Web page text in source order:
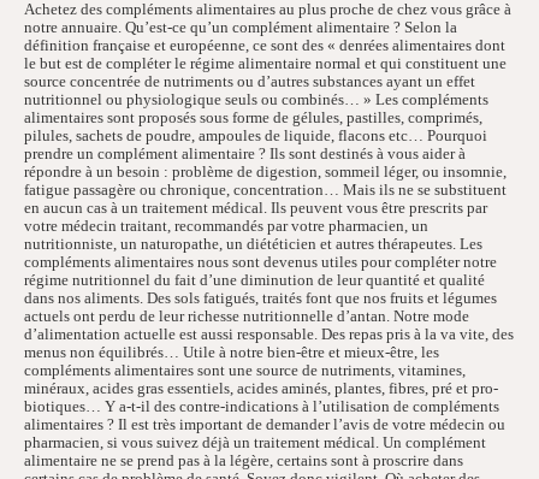
Achetez des compléments alimentaires au plus proche de chez vous grâce à
notre annuaire. Qu’est-ce qu’un complément alimentaire ? Selon la
définition française et européenne, ce sont des « denrées alimentaires dont
le but est de compléter le régime alimentaire normal et qui constituent une
source concentrée de nutriments ou d’autres substances ayant un effet
nutritionnel ou physiologique seuls ou combinés… » Les compléments
alimentaires sont proposés sous forme de gélules, pastilles, comprimés,
pilules, sachets de poudre, ampoules de liquide, flacons etc… Pourquoi
prendre un complément alimentaire ? Ils sont destinés à vous aider à
répondre à un besoin : problème de digestion, sommeil léger, ou insomnie,
fatigue passagère ou chronique, concentration… Mais ils ne se substituent
en aucun cas à un traitement médical. Ils peuvent vous être prescrits par
votre médecin traitant, recommandés par votre pharmacien, un
nutritionniste, un naturopathe, un diététicien et autres thérapeutes. Les
compléments alimentaires nous sont devenus utiles pour compléter notre
régime nutritionnel du fait d’une diminution de leur quantité et qualité
dans nos aliments. Des sols fatigués, traités font que nos fruits et légumes
actuels ont perdu de leur richesse nutritionnelle d’antan. Notre mode
d’alimentation actuelle est aussi responsable. Des repas pris à la va vite, des
menus non équilibrés… Utile à notre bien-être et mieux-être, les
compléments alimentaires sont une source de nutriments, vitamines,
minéraux, acides gras essentiels, acides aminés, plantes, fibres, pré et pro-
biotiques… Y a-t-il des contre-indications à l’utilisation de compléments
alimentaires ? Il est très important de demander l’avis de votre médecin ou
pharmacien, si vous suivez déjà un traitement médical. Un complément
alimentaire ne se prend pas à la légère, certains sont à proscrire dans